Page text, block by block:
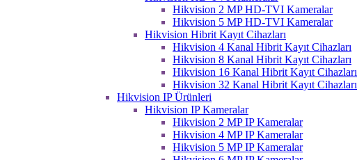
Hikvision 2 MP HD-TVI Kameralar
Hikvision 5 MP HD-TVI Kameralar
Hikvision Hibrit Kayıt Cihazları
Hikvision 4 Kanal Hibrit Kayıt Cihazları
Hikvision 8 Kanal Hibrit Kayıt Cihazları
Hikvision 16 Kanal Hibrit Kayıt Cihazları
Hikvision 32 Kanal Hibrit Kayıt Cihazları
Hikvision IP Ürünleri
Hikvision IP Kameralar
Hikvision 2 MP IP Kameralar
Hikvision 4 MP IP Kameralar
Hikvision 5 MP IP Kameralar